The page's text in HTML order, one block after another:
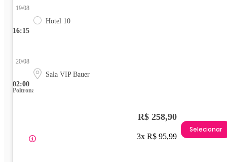
16:15
19/08
Hotel 10
02:00
20/08
Sala VIP Bauer
Poltrona
R$ 258,90
3x R$ 95,99
Selecionar